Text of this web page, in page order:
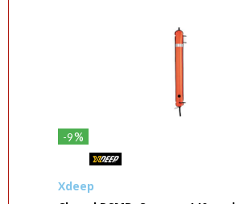
-9%
Xdeep